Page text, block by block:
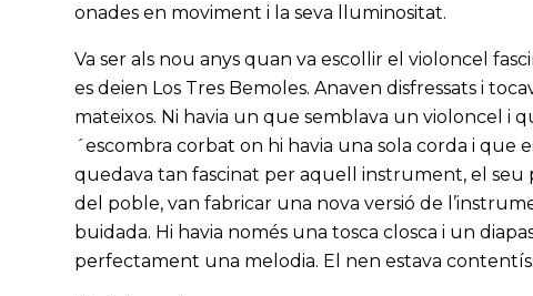
onades en moviment i la seva lluminositat.
Va ser als nou anys quan va escollir el violoncel
es deien Los Tres Bemoles. Anaven disfressats i
mateixos. Ni havia un que semblava un violoncel i
´escombra corbat on hi havia una sola corda i que
quedava tan fascinat per aquell instrument, el
del poble, van fabricar una nova versió de
buidada. Hi havia només una tosca closca i un
perfectament una melodia. El nen estava